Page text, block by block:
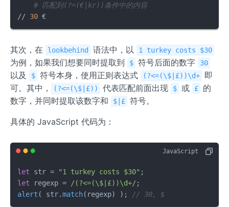
# 匹配到(?=(€|kr))条件中的内容
// 30 €
其次，在 lookbehind 语法中，以 1 turkey costs $30
为例，如果我们想要同时提取到 $ 符号后面的数字 30
以及 $ 符号本身，使用正则表达式 (?<=(\$|£))\d+
即
可。其中，
(?<=(\$|£)) 代表匹配前面出现 $ 或 £
的
数字，并同时提取该数字和
$|£ 符号。
具体的 JavaScript 代码为：
let str = "1 turkey costs $30"
let regexp = /(?<=(\$|£))\d+/
alert ( str.match(regexp) ); // 30, $